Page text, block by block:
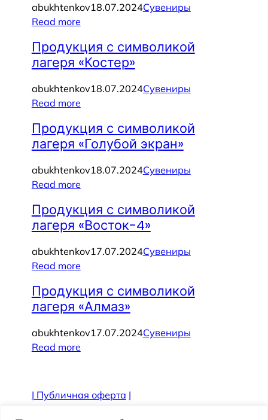
abukhtenkov18.07.2024Сувениры
Read more
Продукция с символикой
лагеря «Костер»
abukhtenkov18.07.2024Сувениры
Read more
Продукция с символикой
лагеря «Голубой экран»
abukhtenkov18.07.2024Сувениры
Read more
Продукция с символикой
лагеря «Восток-4»
abukhtenkov17.07.2024Сувениры
Read more
Продукция с символикой
лагеря «Алмаз»
abukhtenkov17.07.2024Сувениры
Read more
| Публичная оферта |